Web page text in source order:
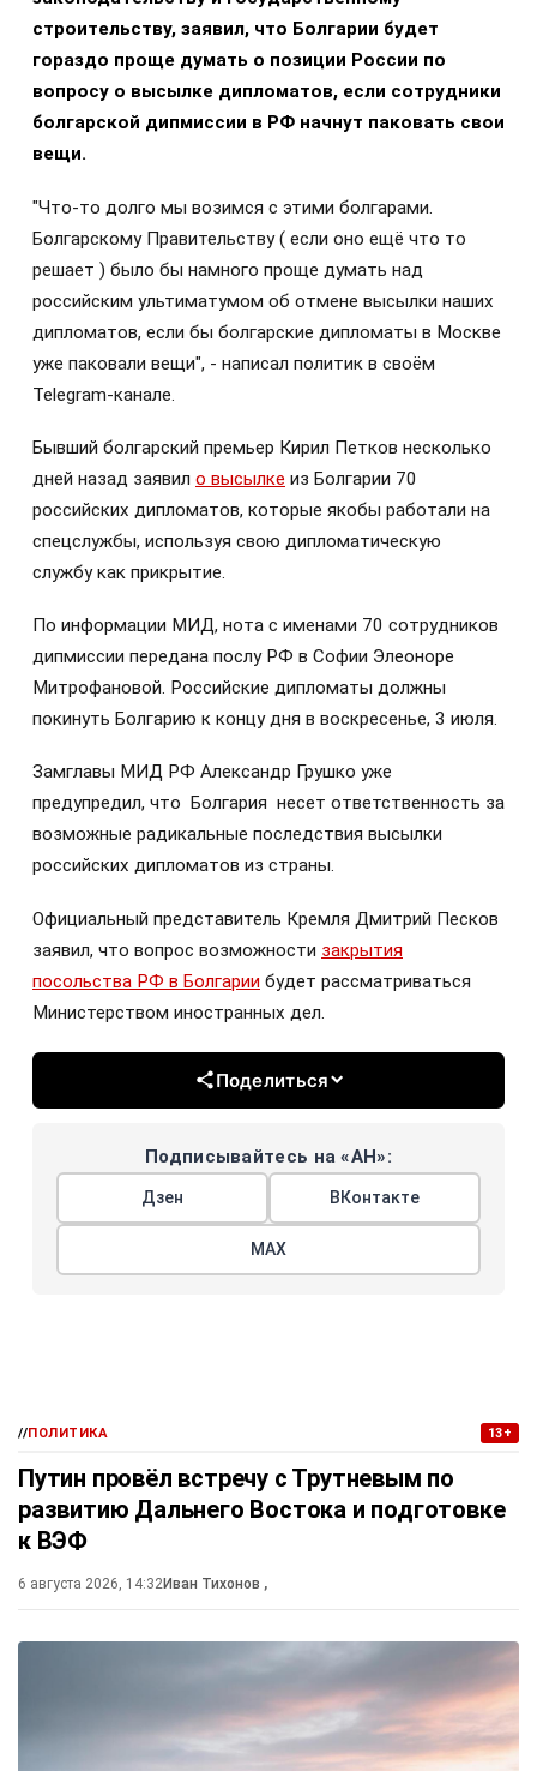
строительству, заявил, что Болгарии будет
гораздо проще думать о позиции России по
вопросу о высылке дипломатов, если сотрудники
болгарской дипмиссии в РФ начнут паковать свои
вещи.
"Что-то долго мы возимся с этими болгарами.
Болгарскому Правительству ( если оно ещё что то
решает ) было бы намного проще думать над
российским ультиматумом об отмене высылки наших
дипломатов, если бы болгарские дипломаты в Москве
уже паковали вещи", - написал политик в своём
Telegram-канале.
Бывший болгарский премьер Кирил Петков несколько
дней назад заявил о высылке из Болгарии 70
российских дипломатов, которые якобы работали на
спецслужбы, используя свою дипломатическую
службу как прикрытие.
По информации МИД, нота с именами 70 сотрудников
дипмиссии передана послу РФ в Софии Элеоноре
Митрофановой. Российские дипломаты должны
покинуть Болгарию к концу дня в воскресенье, 3 июля.
Замглавы МИД РФ Александр Грушко уже
предупредил, что Болгария несет ответственность за
возможные радикальные последствия высылки
российских дипломатов из страны.
Официальный представитель Кремля Дмитрий Песков
заявил, что вопрос возможности закрытия
посольства РФ в Болгарии будет рассматриваться
Министерством иностранных дел.
Поделиться
Подписывайтесь на «АН»:
Дзен ВКонтакте
МАХ
//ПОЛИТИКА 13+
Путин провёл встречу с Трутневым по
развитию Дальнего Востока и подготовке
к ВЭФ
6 августа 2026, 14:32Иван Тихонов ,